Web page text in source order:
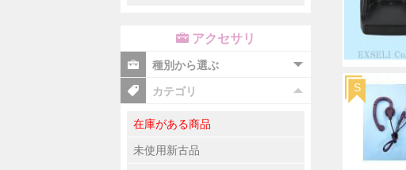
S
アクセサリ
種別から選ぶ
カテゴリ
在庫がある商品
未使用新古品